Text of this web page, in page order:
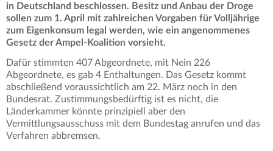
in Deutschland beschlossen. Besitz und Anbau der Droge
sollen zum 1. April mit zahlreichen Vorgaben für Volljährige
zum Eigenkonsum legal werden, wie ein angenommenes
Gesetz der Ampel-Koalition vorsieht.
Dafür stimmten 407 Abgeordnete, mit Nein 226
Abgeordnete, es gab 4 Enthaltungen. Das Gesetz kommt
abschließend voraussichtlich am 22. März noch in den
Bundesrat. Zustimmungsbedürftig ist es nicht, die
Länderkammer könnte prinzipiell aber den
Vermittlungsausschuss mit dem Bundestag anrufen und das
Verfahren abbremsen.